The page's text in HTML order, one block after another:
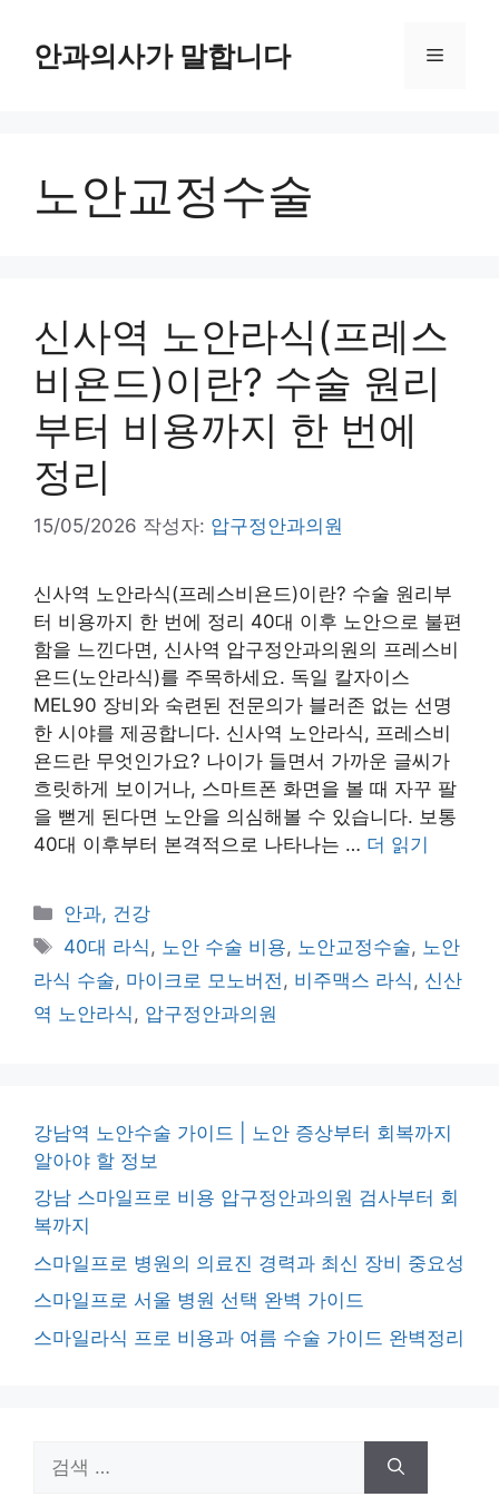
안과의사가 말합니다 메
노안교정수술
신사역 노안라식(프레스
비욘드)이란? 수술 원리
부터 비용까지 한 번에
정리
15/05/2026 작성자: 압구정안과의원
신사역 노안라식(프레스비욘드)이란? 수술 원리부
터 비용까지 한 번에 정리 40대 이후 노안으로 불편
함을 느낀다면, 신사역 압구정안과의원의 프레스비
욘드(노안라식)를 주목하세요. 독일 칼자이스
MEL90 장비와 숙련된 전문의가 블러존 없는 선명
한 시야를 제공합니다. 신사역 노안라식, 프레스비
욘드란 무엇인가요? 나이가 들면서 가까운 글씨가
흐릿하게 보이거나, 스마트폰 화면을 볼 때 자꾸 팔
을 뻗게 된다면 노안을 의심해볼 수 있습니다. 보통
40대 이후부터 본격적으로 나타나는 … 더 읽기
카
테
리
안과, 건강
태
그
40대 라식 , 노안 수술 비용, 노안교정수술, 노안
라식 수술, 마이크로 모노버전 , 비주맥스 라식 , 신산
역 노안라식 , 압구정안과의원
강남역 노안수술 가이드 | 노안 증상부터 회복까지
알아야 할 정보
강남 스마일프로 비용 압구정안과의원 검사부터 회
복까지
스마일프로 병원의 의료진 경력과 최신 장비 중요성
스마일프로 서울 병원 선택 완벽 가이드
스마일라식 프로 비용과 여름 수술 가이드 완벽정리
색: